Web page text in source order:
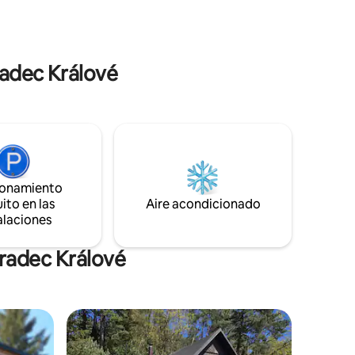
Králové
en las
Aire acondicionado
Králové